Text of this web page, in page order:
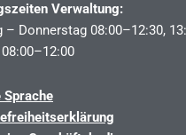
Verwaltung:
– Donnerstag 08:00–12:30,
Sprache